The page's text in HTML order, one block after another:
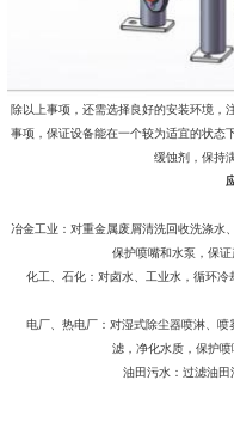
除以上事项，还需选择良好的安装环境，
事项，保证设备能在一个较为适宜的状态
缓蚀剂，保持
冶金工业：对重金属废屑清洗回收洗涤水
保护喷嘴和水泵，保证
化工、石化：对卤水、工业水，循环冷
电厂、热电厂：对湿式除尘器喷淋、喷
滤，净化水质，保护喷
油田污水：过滤油田